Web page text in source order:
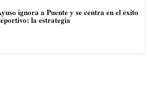
ignora a Puente y se centra en el éxito
la estrategia